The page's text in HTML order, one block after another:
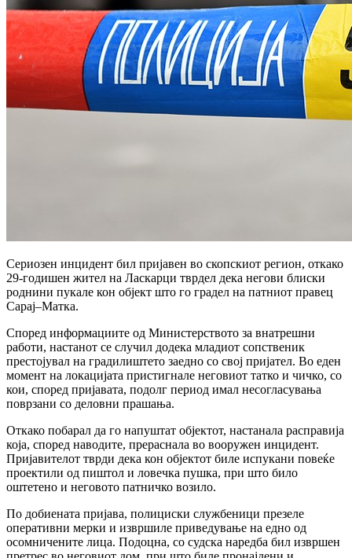
Сериозен инцидент бил пријавен во скопскиот регион, откако
29-годишен жител на Ласкарци тврдел дека негови блиски
роднини пукале кон објект што го градел на патниот правец
Сарај–Матка.
Според информациите од Министерството за внатрешни
работи, настанот се случил додека младиот сопственик
престојувал на градилиштето заедно со свој пријател. Во еден
момент на локацијата пристигнале неговиот татко и чичко, со
кои, според пријавата, подолг период имал несогласувања
поврзани со деловни прашања.
Откако побарал да го напуштат објектот, настанала расправија
која, според наводите, прераснала во вооружен инцидент.
Пријавителот тврди дека кон објектот биле испукани повеќе
проектили од пиштол и ловечка пушка, при што било
оштетено и неговото патничко возило.
По добиената пријава, полициски службеници презеле
оперативни мерки и извршиле приведување на едно од
осомничените лица. Подоцна, со судска наредба бил извршен